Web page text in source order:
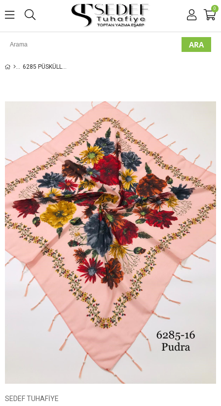
0
6285 PÜSKÜLLÜ İNCILI YAZMA
SEDEF TUHAFİYE